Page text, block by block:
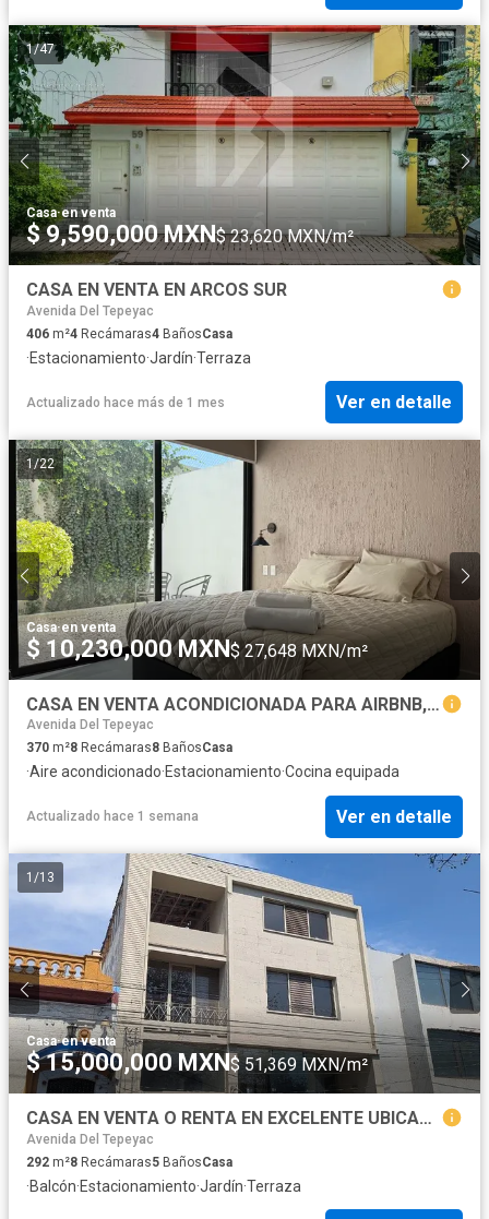
1/47
Casa·en venta
$ 9,590,000 MXN$ 23,620 MXN/m²
CASA EN VENTA EN ARCOS SUR
Avenida Del Tepeyac
406 m²4 Recámaras4 BañosCasa
·Estacionamiento·Jardín·Terraza
Actualizado hace más de 1 mes Ver en detalle
1/22
Casa·en venta
$ 10,230,000 MXN$ 27,648 MXN/m²
CASA EN VENTA ACONDICIONADA PARA AIRBNB, EN CHAPALITA.
Avenida Del Tepeyac
370 m²8 Recámaras8 BañosCasa
·Aire acondicionado·Estacionamiento·Cocina equipada
Actualizado hace 1 semana Ver en detalle
1 /13
Casa·en venta
$ 15,000,000 MXN$ 51,369 MXN/m²
CASA EN VENTA O RENTA EN EXCELENTE UBICACION
Avenida Del Tepeyac
292 m²8 Recámaras5 BañosCasa
·Balcón·Estacionamiento·Jardín·Terraza